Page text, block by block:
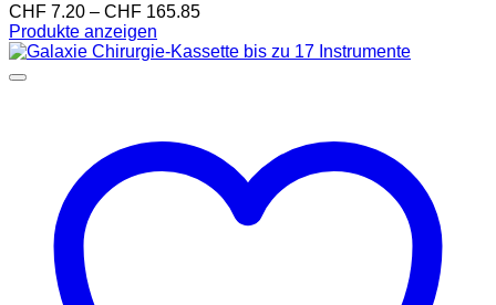
CHF 7.20 – CHF 165.85Preisspanne:
bis
Produkte anzeigen